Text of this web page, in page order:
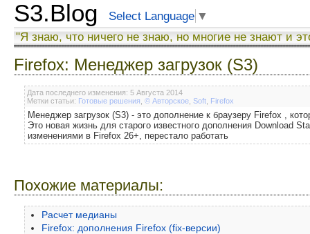
S3.Blog Select Language ▼
"Я знаю, что ничего не знаю, но многие не знают и
Firefox: Менеджер загрузок (S3)
Дата последнего изменения: 5 Августа 2014
Метки статьи: Готовые решения © Авторское Soft Firefox
Менеджер загрузок (S3) - это дополнение к браузеру Firefox ,
Это новая жизнь для старого известного дополнения Download
изменениями в Firefox 26+, перестало работать
Похожие материалы:
Расчет медианы
Firefox: дополнения Firefox (fix-версии)